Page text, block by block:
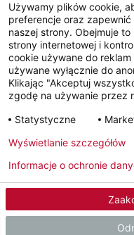
Metryka
Facebook
© 2026 - STIEBEL
Używamy plików cookie,
preferencje oraz
naszej strony. Obejmuje
strony internetowej i
cookie używane do
używane wyłącznie do
Klikając "Akceptuj
zgodę na używanie przez
Statystyczne
Wyświetlanie szczegółów
Informacje o ochronie